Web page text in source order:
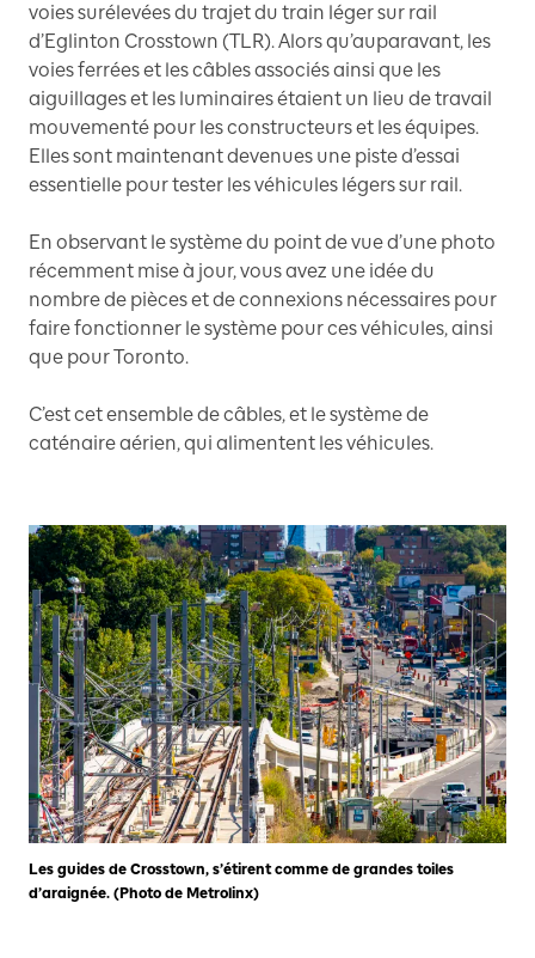
voies surélevées du trajet du train léger sur rail
d’Eglinton Crosstown (TLR). Alors qu’auparavant, les
voies ferrées et les câbles associés ainsi que les
aiguillages et les luminaires étaient un lieu de travail
mouvementé pour les constructeurs et les équipes.
Elles sont maintenant devenues une piste d’essai
essentielle pour tester les véhicules légers sur rail.
En observant le système du point de vue d’une photo
récemment mise à jour, vous avez une idée du
nombre de pièces et de connexions nécessaires pour
faire fonctionner le système pour ces véhicules, ainsi
que pour Toronto.
C’est cet ensemble de câbles, et le système de
caténaire aérien, qui alimentent les véhicules.
Les guides de Crosstown, s’étirent comme de grandes toiles
d’araignée. (Photo de Metrolinx)